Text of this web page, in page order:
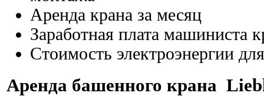
Аренда крана за месяц
Заработная плата машиниста
Стоимость электроэнергии
Аренда башенного крана